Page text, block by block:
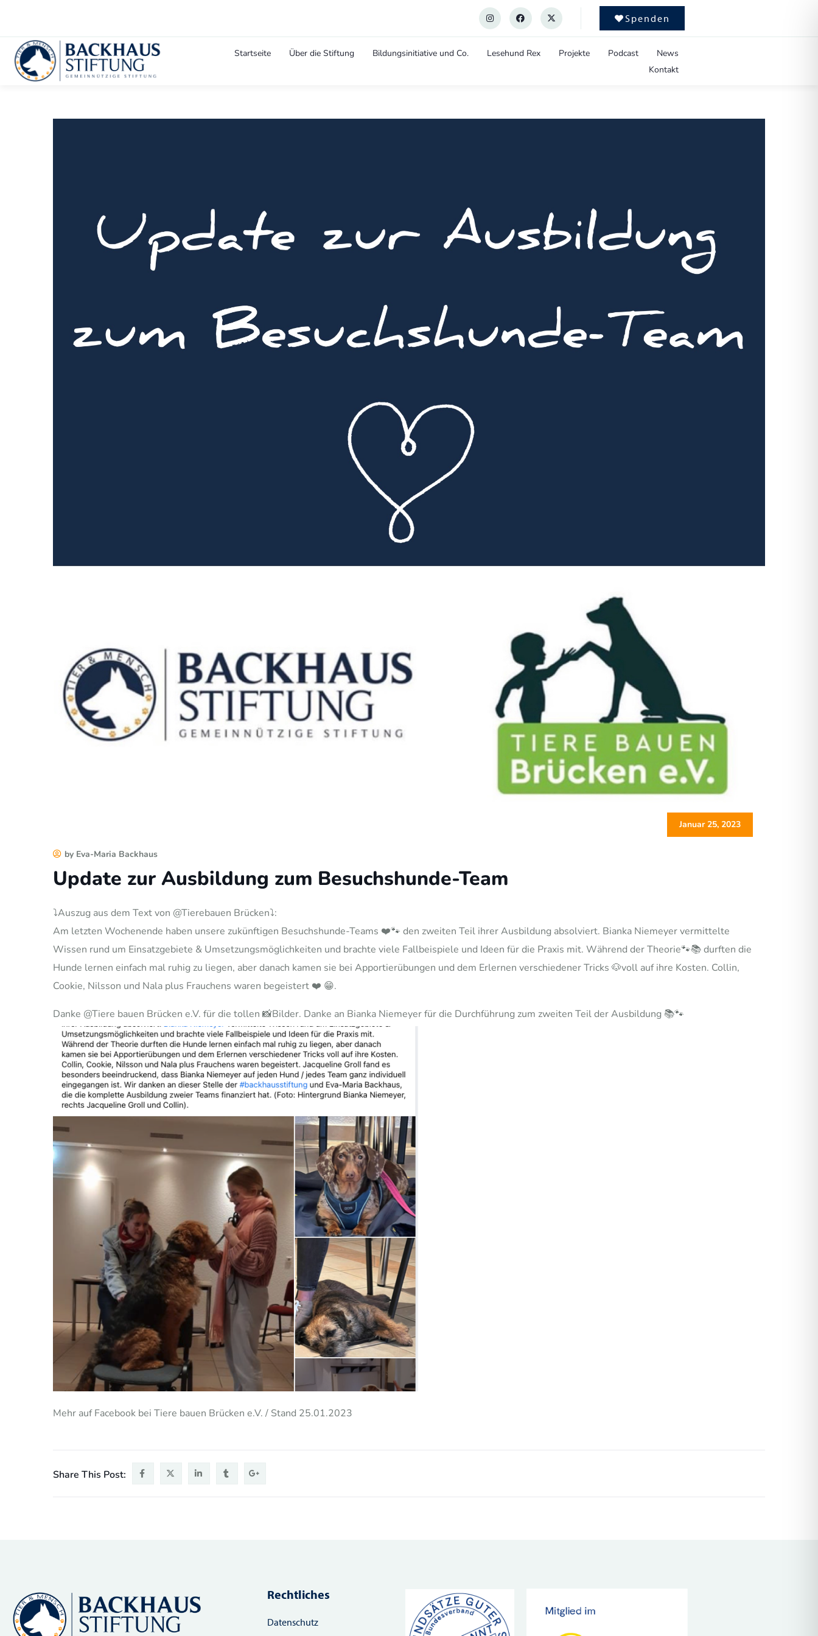
Spenden
Startseite Über die Stiftung Bildungsinitiative und Co. Lesehund Rex Projekte Podcast
News
Kontakt
Januar 25, 2023
by Eva-Maria Backhaus
Update zur Ausbildung zum Besuchshunde-Team
⤵️Auszug aus dem Text von @Tierebauen Brücken⤵️:
Am letzten Wochenende haben unsere zukünftigen Besuchshunde-Teams ❤️🐾 den zweiten Teil ihrer Ausbildung absolviert. Bianka Niemeyer vermittelte
Wissen rund um Einsatzgebiete & Umsetzungsmöglichkeiten und brachte viele Fallbeispiele und Ideen für die Praxis mit. Während der Theorie🐾📚 durften die
Hunde lernen einfach mal ruhig zu liegen, aber danach kamen sie bei Apportierübungen und dem Erlernen verschiedener Tricks 🐶voll auf ihre Kosten. Collin,
Cookie, Nilsson und Nala plus Frauchens waren begeistert ❤️ 😁.
Danke @Tiere bauen Brücken e.V. für die tollen 📸Bilder. Danke an Bianka Niemeyer für die Durchführung zum zweiten Teil der Ausbildung 📚🐾
Mehr auf Facebook bei Tiere bauen Brücken e.V. / Stand 25.01.2023
Share This Post:
Rechtliches
Datenschutz